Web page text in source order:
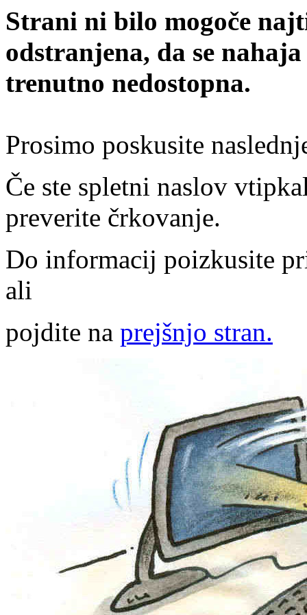
Strani ni bilo mogoče
odstranjena, da se
trenutno nedostopna.
Prosimo poskusite
Če ste spletni naslov
preverite črkovanje.
Do informacij poizkusite
ali
pojdite na prejšnjo stran.